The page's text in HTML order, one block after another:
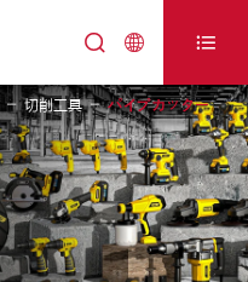
  
切削工具 パイプカッター